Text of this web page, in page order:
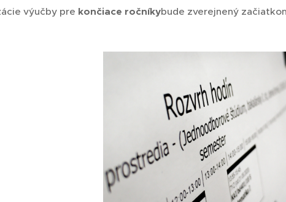
výučby pre končiace ročníkybude zverejnený